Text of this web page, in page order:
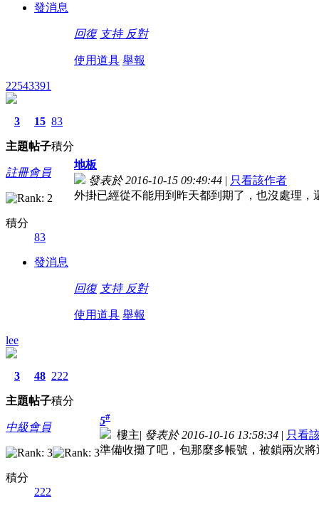
發消息
回復 支持 反對
使用道具 舉報
22543391
3
主題
15
帖子
83
積分
註冊會員
積分
83
發消息
地板
發表於 2016-10-15 09:49:44 | 只看該作者
外掛已經從不能用到昨天都到期了，也沒處理，
回復 支持 反對
使用道具 舉報
lee
3
主題
48
帖子
222
積分
中級會員
積分
222
5#
樓主| 發表於 2016-10-16 13:58:34 | 只看
準備收攤了吧，包那麼多帳號，被鎖兩次